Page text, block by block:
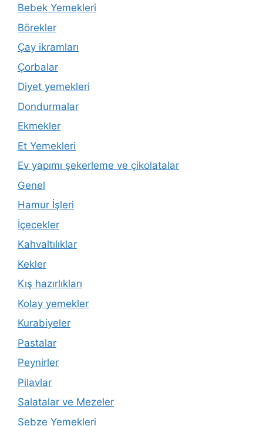
Bebek Yemekleri
Börekler
Çay ikramları
Çorbalar
Diyet yemekleri
Dondurmalar
Ekmekler
Et Yemekleri
Ev yapımı şekerleme ve çikolatalar
Genel
Hamur İşleri
İçecekler
Kahvaltılıklar
Kekler
Kış hazırlıkları
Kolay yemekler
Kurabiyeler
Pastalar
Peynirler
Pilavlar
Salatalar ve Mezeler
Sebze Yemekleri